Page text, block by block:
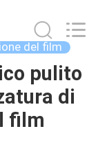
del film
pulito
di
film